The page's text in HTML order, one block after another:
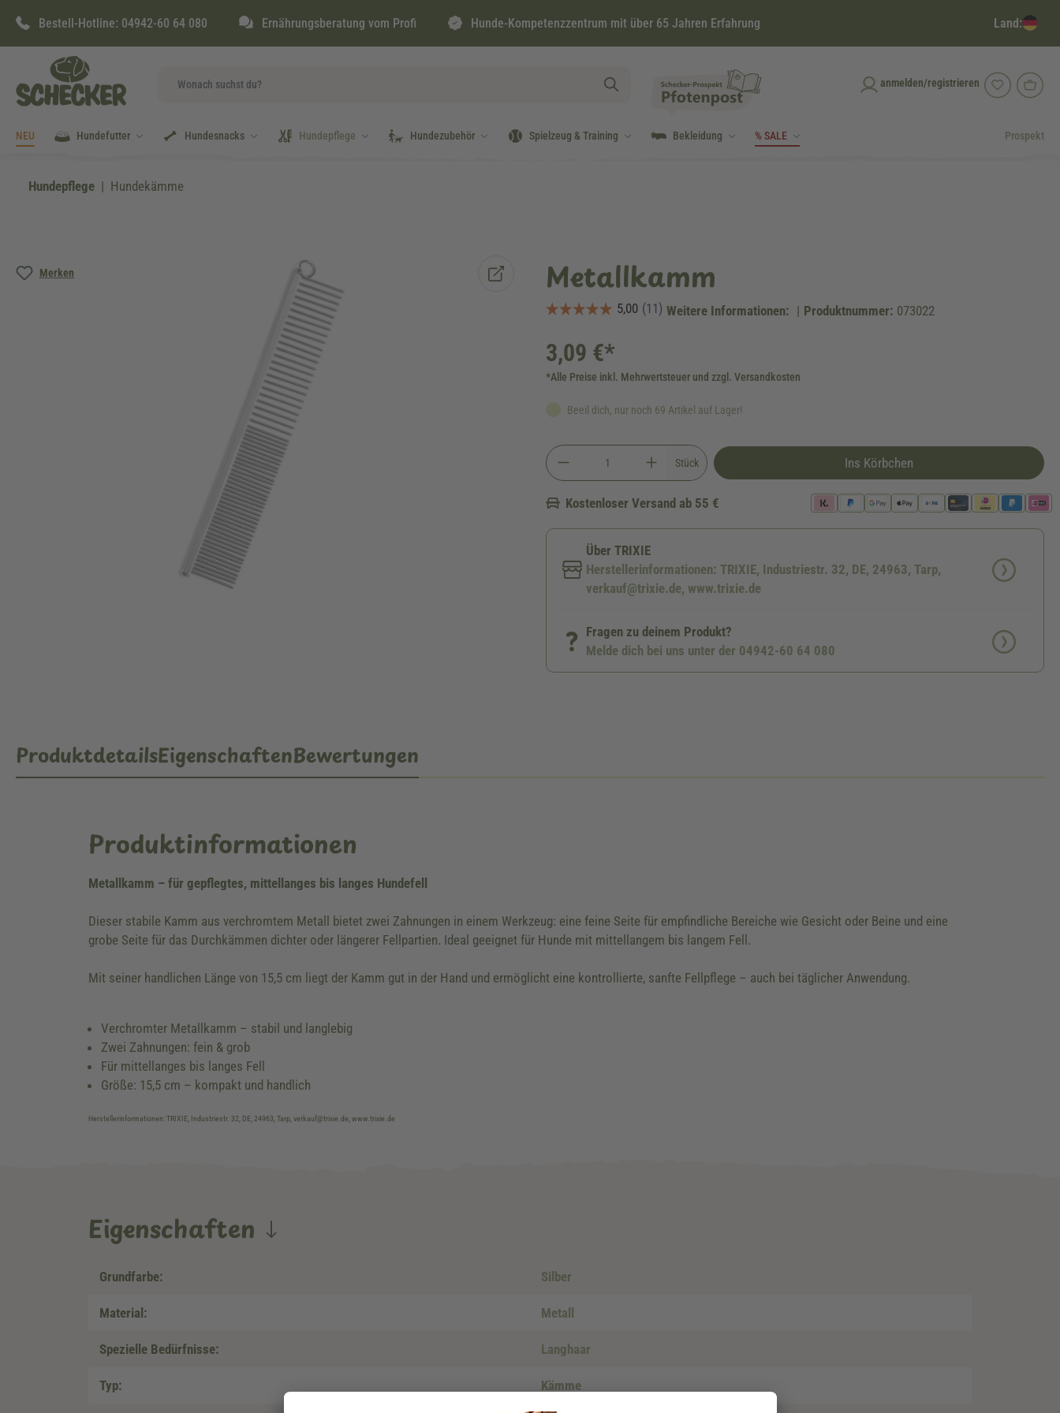
Zur Hauptnavigation springen
Bestell-Hotline: 04942-60 64 080 Ernährungsberatung vom Profi Hunde-Kompetenzzentrum mit über 65 Jahren Erfahrung Land:
anmelden/registrieren
NEU Hundefutter Hundesnacks Hundepflege Hundezubehör Spielzeug & Training Bekleidung % SALE Prospekt
Hundepflege Hundekämme
Merken
Bildergalerie überspringen Metallkamm
Weitere Informationen: | Produktnummer: 073022
3,09 €*
*Alle Preise inkl. Mehrwertsteuer und zzgl. Versandkosten
Beeil dich, nur noch 69 Artikel auf Lager!
Stück Ins Körbchen
Kostenloser Versand ab 55 €
Über TRIXIE
Herstellerinformationen: TRIXIE, Industriestr. 32, DE, 24963, Tarp,
verkauf@trixie.de, www.trixie.de
Fragen zu deinem Produkt?
Melde dich bei uns unter der 04942-60 64 080
ProduktdetailsEigenschaftenBewertungen
Produktinformationen
Metallkamm – für gepflegtes, mittellanges bis langes Hundefell
Dieser stabile Kamm aus verchromtem Metall bietet zwei Zahnungen in einem Werkzeug: eine feine Seite für empfindliche Bereiche wie Gesicht oder Beine und eine
grobe Seite für das Durchkämmen dichter oder längerer Fellpartien. Ideal geeignet für Hunde mit mittellangem bis langem Fell.
Mit seiner handlichen Länge von 15,5 cm liegt der Kamm gut in der Hand und ermöglicht eine kontrollierte, sanfte Fellpflege – auch bei täglicher Anwendung.
Verchromter Metallkamm – stabil und langlebig
Zwei Zahnungen: fein & grob
Für mittellanges bis langes Fell
Größe: 15,5 cm – kompakt und handlich
Herstellerinformationen: TRIXIE, Industriestr. 32, DE, 24963, Tarp, verkauf@trixie.de, www.trixie.de
Eigenschaften
Grundfarbe: Silber
Material: Metall
Spezielle Bedürfnisse: Langhaar
Typ: Kämme